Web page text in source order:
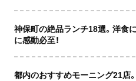
神保町の絶品ランチ18選。洋食
に感動必至！
都内のおすすめモーニング21店